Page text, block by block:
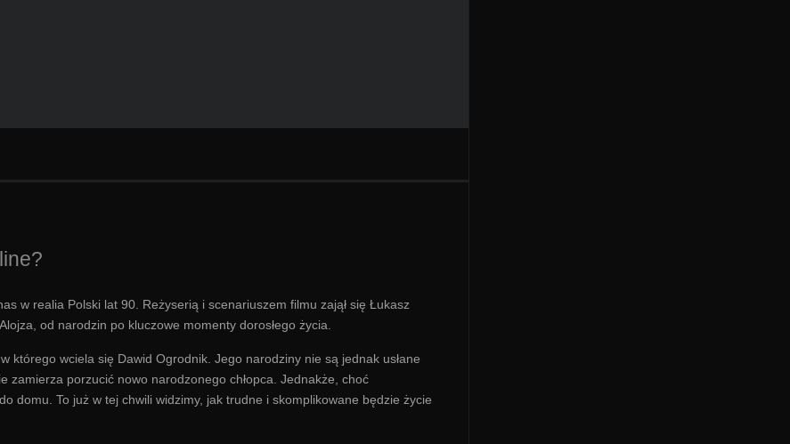
w realia Polski lat 90. Reżyserią i scenariuszem filmu zajął się Łukasz
od narodzin po kluczowe momenty dorosłego życia.
którego wciela się Dawid Ogrodnik. Jego narodziny nie są jednak usłane
porzucić nowo narodzonego chłopca. Jednakże, choć
domu. To już w tej chwili widzimy, jak trudne i skomplikowane będzie życie